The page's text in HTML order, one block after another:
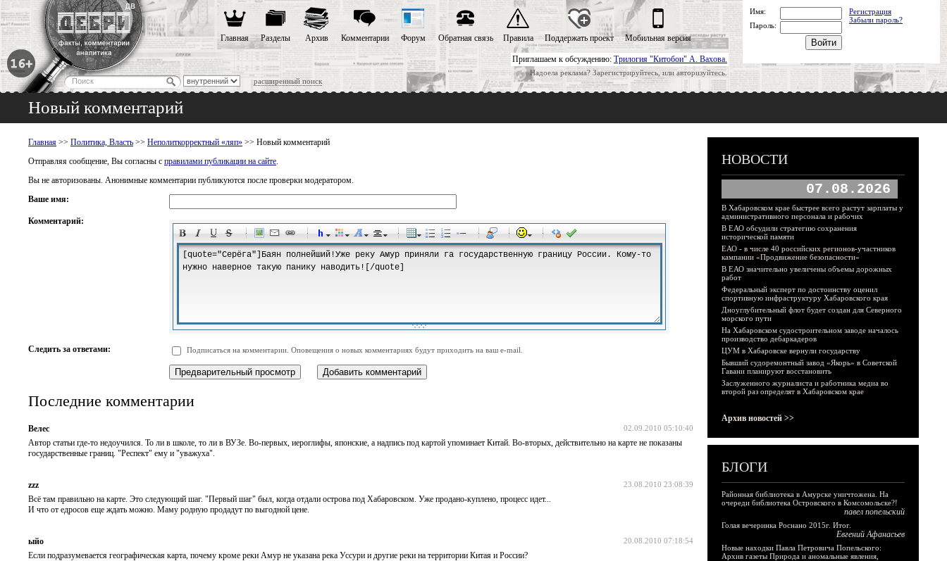
Приглашаем к обсуждению: Трилогия "Китобои" А. Вахова.
Надоела реклама? Зарегистрируйтесь, или авторизуйтесь.
расширенный поиск
Главная Разделы Архив Комментарии Форум Обратная связь Правила Поддержать проект Мобильная версия
Имя:
Регистрация
Забыли пароль?
Пароль:
Новый комментарий
Главная >> Политика, Власть >> Неполиткорректный «ляп» >> Новый комментарий
Отправляя сообщение, Вы согласны с правилами публикации на сайте.
Вы не авторизованы. Анонимные комментарии публикуются после проверки модератором.
Ваше имя:
Комментарий:
-
-
-
-
-
-
-
-
-
-
-
-
-
-
-
-
-
-
-
-
-
-
-
-
-
-
-
-
-
-
-
-
-
-
-
-
Следить за ответами: Подписаться на комментарии. Оповещения о новых комментариях будут приходить на ваш e-mail.
Последние комментарии
02.09.2010 05:10:40
Велес
Автор статьи где-то недоучился. То ли в школе, то ли в ВУЗе. Во-первых, иероглифы, японские, а надпись под картой упоминает Китай. Во-вторых, действительно на карте не показаны
государственные границ. "Респект" ему и "уважуха".
23.08.2010 23:08:39
zzz
Всё там правильно на карте. Это следующий шаг. "Первый шаг" был, когда отдали острова под Хабаровском. Уже продано-куплено, процесс идет...
И что от едросов еще ждать можно. Маму родную продадут по выгодной цене.
20.08.2010 07:18:54
ыйо
Если подразумевается географическая карта, почему кроме реки Амур не указана река Уссури и другие реки на территории Китая и России?
НОВОСТИ
07.08.2026
В Хабаровском крае быстрее всего растут зарплаты у
административного персонала и рабочих
В ЕАО обсудили стратегию сохранения
исторической памяти
ЕАО - в числе 40 российских регионов-участников
кампании «Продвижение безопасности»
В ЕАО значительно увеличены объемы дорожных
работ
Федеральный эксперт по достоинству оценил
спортивную инфраструктуру Хабаровского края
Дноуглубительный флот будет создан для Северного
морского пути
На Хабаровском судостроительном заводе началось
производство дебаркадеров
ЦУМ в Хабаровске вернули государству
Бывший судоремонтный завод «Якорь» в Советской
Гавани планируют восстановить
Заслуженного журналиста и работника медиа во
второй раз определят в Хабаровском крае
Архив новостей >>
БЛОГИ
Районная библиотека в Амурске уничтожена. На
очереди библиотека Островского в Комсомольске?!
павел попельский
Голая вечеринка Роснано 2015г. Итог.
Евгений Афанасьев
Новые находки Павла Петровича Попельского:
Архив газеты Природа и аномальные явления,